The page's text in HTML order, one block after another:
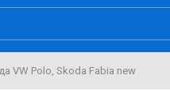
VW Polo, Skoda Fabia new